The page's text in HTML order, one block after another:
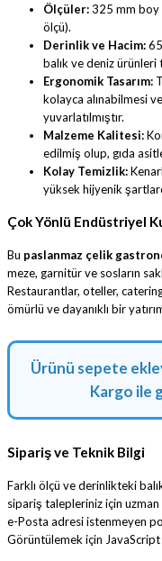
Ölçüler:325 mm boy
ölçü).
Derinlik ve Hacim:
balık ve deniz
Ergonomik Tasarım:
kolayca alınabilmesi
yuvarlatılmıştır.
Malzeme Kalitesi:
edilmiş olup, gıda
Kolay Temizlik:
yüksek hijyenik
Çok Yönlü Endüstriyel
Bu paslanmaz çelik
meze, garnitür ve sosların
Restaurantlar, oteller, catering
ömürlü ve dayanıklı bir
Ürünü sepete
Kargo ile
Sipariş ve Teknik Bilgi
Farklı ölçü ve derinlikteki
sipariş talepleriniz için
e-Posta adresi istenmeyen
Görüntülemek için